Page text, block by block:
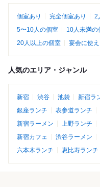
個室あり 完全個室あり 2
5〜10人の個室
10人未満の
20人以上の個室
宴会に使
人気のエリア・ジャンル
新宿 渋谷 池袋 新宿ラ
銀座ランチ
表参道ランチ
新宿ラーメン
上野ランチ
新宿カフェ
渋谷ラーメン
六本木ランチ
恵比寿ランチ